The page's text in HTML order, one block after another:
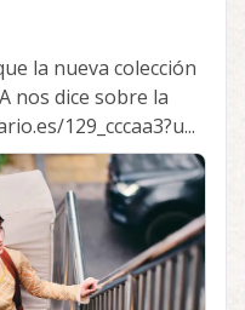
la nueva colección
nos dice sobre la
129_cccaa3?u...